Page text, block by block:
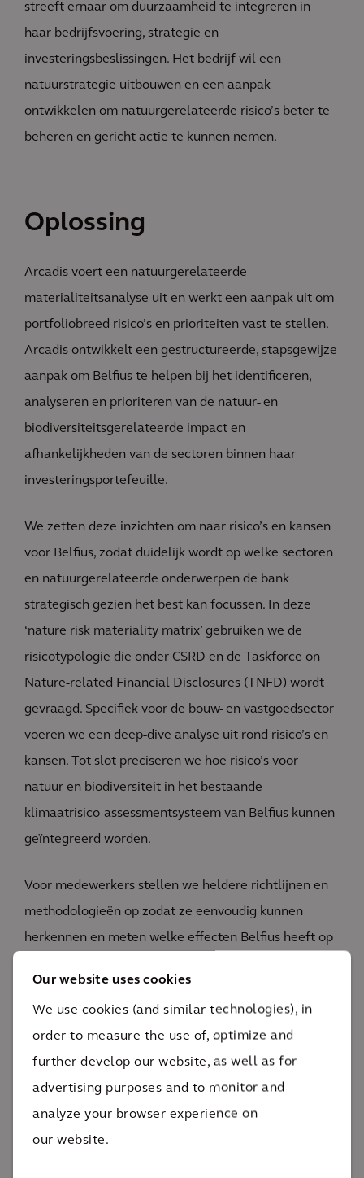
Our website uses cookies
We use cookies (and similar technologies), in
order to measure the use of, optimize and
further develop our website, as well as for
advertising purposes and to monitor and
analyze your browser experience on
our website.
streeft ernaar om duurzaamheid te integreren in
haar bedrijfsvoering, strategie en
investeringsbeslissingen. Het bedrijf wil een
natuurstrategie uitbouwen en een aanpak
ontwikkelen om natuurgerelateerde risico’s beter te
beheren en gericht actie te kunnen nemen.
Oplossing
Arcadis voert een natuurgerelateerde
materialiteitsanalyse uit en werkt een aanpak uit om
portfoliobreed risico’s en prioriteiten vast te stellen.
Arcadis ontwikkelt een gestructureerde, stapsgewijze
aanpak om Belfius te helpen bij het identificeren,
analyseren en prioriteren van de natuur- en
biodiversiteitsgerelateerde impact en
afhankelijkheden van de sectoren binnen haar
investeringsportefeuille.
We zetten deze inzichten om naar risico’s en kansen
voor Belfius, zodat duidelijk wordt op welke sectoren
en natuurgerelateerde onderwerpen de bank
strategisch gezien het best kan focussen. In deze
‘nature risk materiality matrix’ gebruiken we de
risicotypologie die onder CSRD en de Taskforce on
Nature-related Financial Disclosures (TNFD) wordt
gevraagd. Specifiek voor de bouw- en vastgoedsector
voeren we een deep-dive analyse uit rond risico’s en
kansen. Tot slot preciseren we hoe risico’s voor
natuur en biodiversiteit in het bestaande
klimaatrisico-assessmentsysteem van Belfius kunnen
geïntegreerd worden.
Voor medewerkers stellen we heldere richtlijnen en
methodologieën op zodat ze eenvoudig kunnen
herkennen en meten welke effecten Belfius heeft op
omgaan met natuur, zodat Belfius zich kan
vergelijken met andere spelers in de sector.